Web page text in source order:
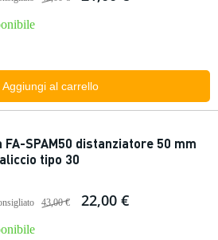
Aggiungi al carrello
SPAM50 distanziatore 50 mm
tipo 30
43,00 € 22,00 €